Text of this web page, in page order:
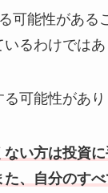
可能性がある
るわけではあ
可能性があり
い方は投資
た、自分のす